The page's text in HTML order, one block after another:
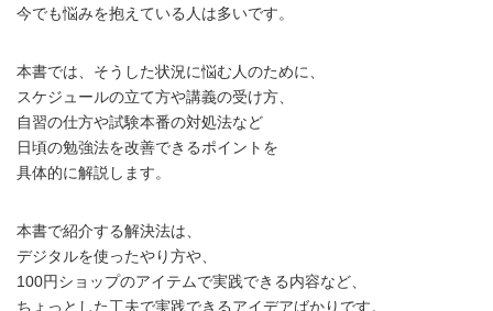
今でも悩みを抱えている人は多いです。
本書では、そうした状況に悩む人のために、
スケジュールの立て方や講義の受け方、
自習の仕方や試験本番の対処法など
日頃の勉強法を改善できるポイントを
具体的に解説します。
本書で紹介する解決法は、
デジタルを使ったやり方や、
100円ショップのアイテムで実践できる内容など、
ちょっとした工夫で実践できるアイデアばかりです。